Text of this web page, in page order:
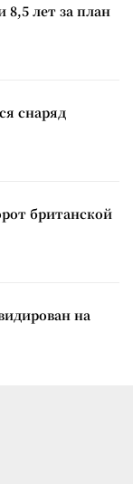
8,5 лет за план
снаряд
британской
на